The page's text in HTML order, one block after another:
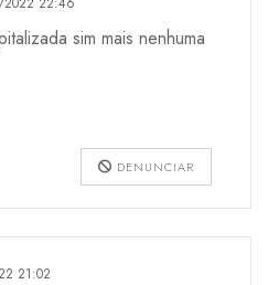
sim mais nenhuma
DENUNCIAR
21:02